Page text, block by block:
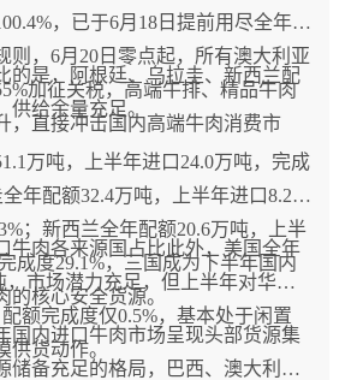
，已于6月18日提前用尽全年
则，6月20日零点起，所有澳大利亚
加征关税，高端牛排、精品牛肉
，直接冲击国内高端牛肉消费市
的是，阿根廷、乌拉圭、新西兰配
供给余量充足。
万吨，上半年进口24.0万吨，完成
年配额32.4万吨，上半年进口8.2
；新西兰全年配额20.6万吨，上半
成度29.1%，三国成为下半年国内
的核心安全货源。
牛肉各来源国占比此外，美国全年
，市场潜力充足，但上半年对华牛
额完成度仅0.5%，基本处于闲置
供货动作。
国内进口牛肉市场呈现头部货源集
储备充足的格局，巴西、澳大利亚